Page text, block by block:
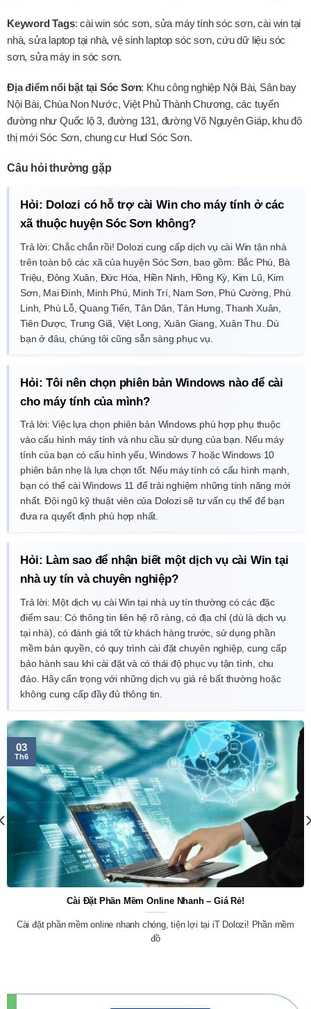
Keyword Tags: cài win sóc sơn, sửa máy tính sóc sơn, cài win tại
nhà, sửa laptop tại nhà, vệ sinh laptop sóc sơn, cứu dữ liệu sóc
sơn, sửa máy in sóc sơn.
Địa điểm nổi bật tại Sóc Sơn: Khu công nghiệp Nội Bài, Sân bay
Nội Bài, Chùa Non Nước, Việt Phủ Thành Chương, các tuyến
đường như Quốc lộ 3, đường 131, đường Võ Nguyên Giáp, khu đô
thị mới Sóc Sơn, chung cư Hud Sóc Sơn.
Câu hỏi thường gặp
Hỏi: Dolozi có hỗ trợ cài Win cho máy tính ở các
xã thuộc huyện Sóc Sơn không?
Trả lời: Chắc chắn rồi! Dolozi cung cấp dịch vụ cài Win tận nhà
trên toàn bộ các xã của huyện Sóc Sơn, bao gồm: Bắc Phú, Bà
Triệu, Đông Xuân, Đức Hòa, Hiền Ninh, Hồng Kỳ, Kim Lũ, Kim
Sơn, Mai Đình, Minh Phú, Minh Trí, Nam Sơn, Phú Cường, Phù
Linh, Phù Lỗ, Quang Tiến, Tân Dân, Tân Hưng, Thanh Xuân,
Tiên Dược, Trung Giã, Việt Long, Xuân Giang, Xuân Thu. Dù
bạn ở đâu, chúng tôi cũng sẵn sàng phục vụ.
Hỏi: Tôi nên chọn phiên bản Windows nào để cài
cho máy tính của mình?
Trả lời: Việc lựa chọn phiên bản Windows phù hợp phụ thuộc
vào cấu hình máy tính và nhu cầu sử dụng của bạn. Nếu máy
tính của bạn có cấu hình yếu, Windows 7 hoặc Windows 10
phiên bản nhẹ là lựa chọn tốt. Nếu máy tính có cấu hình mạnh,
bạn có thể cài Windows 11 để trải nghiệm những tính năng mới
nhất. Đội ngũ kỹ thuật viên của Dolozi sẽ tư vấn cụ thể để bạn
đưa ra quyết định phù hợp nhất.
Hỏi: Làm sao để nhận biết một dịch vụ cài Win tại
nhà uy tín và chuyên nghiệp?
Trả lời: Một dịch vụ cài Win tại nhà uy tín thường có các đặc
điểm sau: Có thông tin liên hệ rõ ràng, có địa chỉ (dù là dịch vụ
tại nhà), có đánh giá tốt từ khách hàng trước, sử dụng phần
mềm bản quyền, có quy trình cài đặt chuyên nghiệp, cung cấp
bảo hành sau khi cài đặt và có thái độ phục vụ tận tình, chu
đáo. Hãy cẩn trọng với những dịch vụ giá rẻ bất thường hoặc
không cung cấp đầy đủ thông tin.
Cài Đặt Phần Mềm Online Nhanh – Giá Rẻ!
Cài đặt phần mềm online nhanh chóng, tiện lợi tại iT Dolozi! Phần mềm
đồ
03
Th6